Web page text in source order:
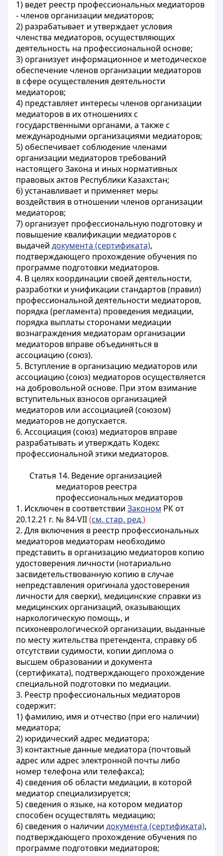
1) ведет реестр профессиональных медиаторов
- членов организации медиаторов;
2) разрабатывает и утверждает условия
членства медиаторов, осуществляющих
деятельность на профессиональной основе;
3) организует информационное и методическое
обеспечение членов организации медиаторов
в сфере осуществления деятельности
медиаторов;
4) представляет интересы членов организации
медиаторов в их отношениях с
государственными органами, а также с
международными организациями медиаторов;
5) обеспечивает соблюдение членами
организации медиаторов требований
настоящего Закона и иных нормативных
правовых актов Республики Казахстан;
6) устанавливает и применяет меры
воздействия в отношении членов организации
медиаторов;
7) организует профессиональную подготовку и
повышение квалификации медиаторов с
выдачей документа (сертификата),
подтверждающего прохождение обучения по
программе подготовки медиаторов.
4. В целях координации своей деятельности,
разработки и унификации стандартов (правил)
профессиональной деятельности медиаторов,
порядка (регламента) проведения медиации,
порядка выплаты сторонами медиации
вознаграждения медиаторам организации
медиаторов вправе объединяться в
ассоциацию (союз).
5. Вступление в организацию медиаторов или
ассоциацию (союз) медиаторов осуществляется
на добровольной основе. При этом взимание
вступительных взносов организацией
медиаторов или ассоциацией (союзом)
медиаторов не допускается.
6. Ассоциация (союз) медиаторов вправе
разрабатывать и утверждать Кодекс
профессиональной этики медиаторов.
Статья 14. Ведение организацией
медиаторов реестра
профессиональных медиаторов
1. Исключен в соответствии Законом РК от
20.12.21 г. № 84-VII(см. стар. ред.)
2. Для включения в реестр профессиональных
медиаторов медиаторам необходимо
представить в организацию медиаторов копию
удостоверения личности (нотариально
засвидетельствованную копию в случае
непредставления оригинала удостоверения
личности для сверки), медицинские справки из
медицинских организаций, оказывающих
наркологическую помощь, и
психоневрологической организации, выданные
по месту жительства претендента, справку об
отсутствии судимости, копии диплома о
высшем образовании и документа
(сертификата), подтверждающего прохождение
специальной подготовки по медиации.
3. Реестр профессиональных медиаторов
содержит:
1) фамилию, имя и отчество (при его наличии)
медиатора;
2) юридический адрес медиатора;
3) контактные данные медиатора (почтовый
адрес или адрес электронной почты либо
номер телефона или телефакса);
4) сведения об области медиации, в которой
медиатор специализируется;
5) сведения о языке, на котором медиатор
способен осуществлять медиацию;
6) сведения о наличии документа (сертификата),
подтверждающего прохождение обучения по
программе подготовки медиаторов;